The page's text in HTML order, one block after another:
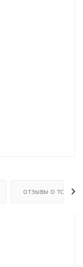
ОТЗЫВЫ О ТОВАРЕ